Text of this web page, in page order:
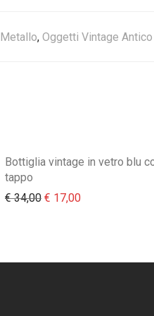
Metallo, Oggetti Vintage Antico
Bottiglia vintage in vetro blu
tappo
€34,00 Il prezzo originale era:
€ 17,00Il prezzo